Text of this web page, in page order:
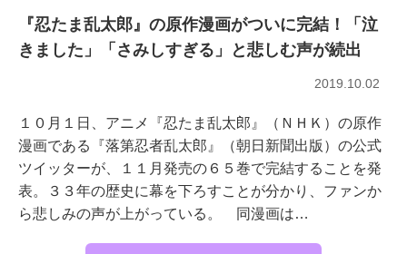
『忍たま乱太郎』の原作漫画がついに完結！「泣
きました」「さみしすぎる」と悲しむ声が続出
2019.10.02
１０月１日、アニメ『忍たま乱太郎』（ＮＨＫ）の原作
漫画である『落第忍者乱太郎』（朝日新聞出版）の公式
ツイッターが、１１月発売の６５巻で完結することを発
表。３３年の歴史に幕を下ろすことが分かり、ファンか
ら悲しみの声が上がっている。 同漫画は…